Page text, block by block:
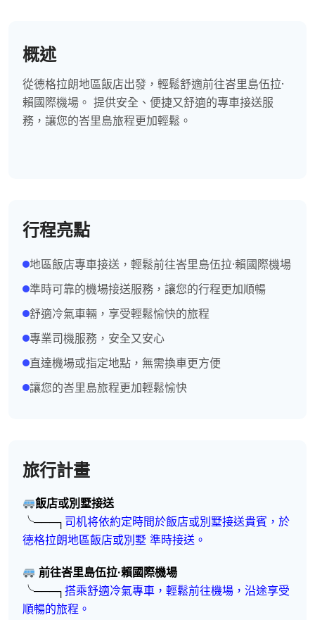
概述
從德格拉朗地區飯店出發，輕鬆舒適前往峇里島伍拉·
賴國際機場。 提供安全、便捷又舒適的專車接送服
務，讓您的峇里島旅程更加輕鬆。
行程亮點
地區飯店專車接送，輕鬆前往峇里島伍拉·賴國際機場
準時可靠的機場接送服務，讓您的行程更加順暢
舒適冷氣車輛，享受輕鬆愉快的旅程
專業司機服務，安全又安心
直達機場或指定地點，無需換車更方便
讓您的峇里島旅程更加輕鬆愉快
旅行計畫
飯店或別墅接送
╰───┐ 司机将依約定時間於飯店或別墅接送貴賓，於
德格拉朗地區飯店或別墅 準時接送。
前往峇里島伍拉·賴國際機場
╰───┐ 搭乘舒適冷氣專車，輕鬆前往機場，沿途享受
順暢的旅程。